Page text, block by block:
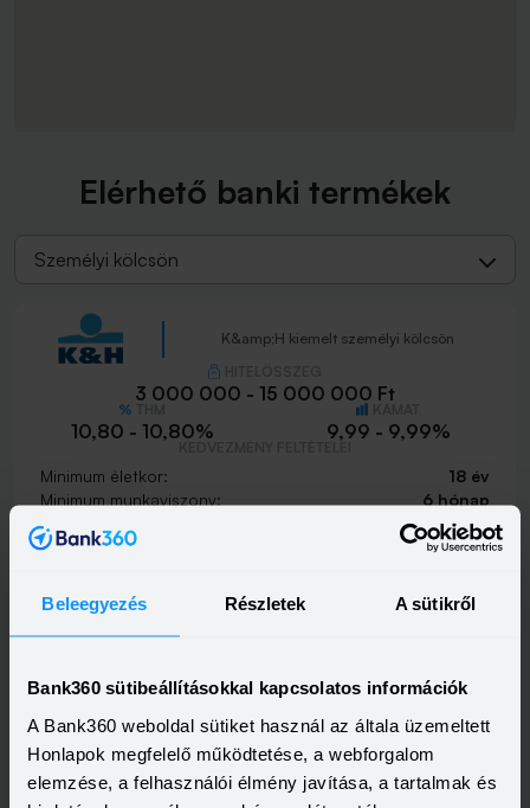
Beleegyezés Részletek A sütikről
Bank360 sütibeállításokkal kapcsolatos információk
A Bank360 weboldal sütiket használ az általa üzemeltett
Honlapok megfelelő működtetése, a webforgalom
elemzése, a felhasználói élmény javítása, a tartalmak és
Elérhető banki termékek
Személyi kölcsön
K&amp;H kiemelt személyi kölcsön
3 000 000 - 15 000 000 Ft
10,80 - 10,80% 9,99 - 9,99%
Minimum életkor:
18 év
Minimum munkaviszony:
6 hónap
Minimum jövedelem:
400 000 Ft
K&amp;H személyi kölcsön
HITELÖSSZEG
500 000 - 15 000 000 Ft
THM
21,20 - 21,20%
KAMAT
18,99 - 18,99%